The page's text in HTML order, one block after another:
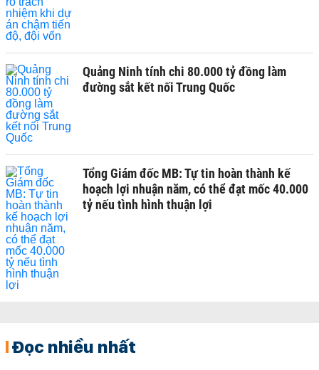
Quảng Ninh tính chi 80.000 tỷ đồng làm
đường sắt kết nối Trung Quốc
Tổng Giám đốc MB: Tự tin hoàn thành kế
hoạch lợi nhuận năm, có thể đạt mốc 40.000
tỷ nếu tình hình thuận lợi
Đọc nhiều nhất